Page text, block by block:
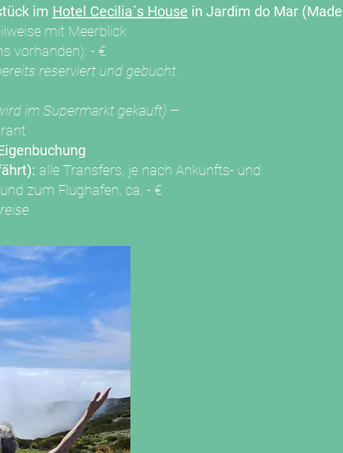
im Hotel Cecilia´s House in Jardim do Mar
mit Meerblick
vorhanden): - €
reserviert und gebucht.
im Supermarkt gekauft) –
alle Transfers, je nach Ankunfts- und
zum Flughafen, ca. - €